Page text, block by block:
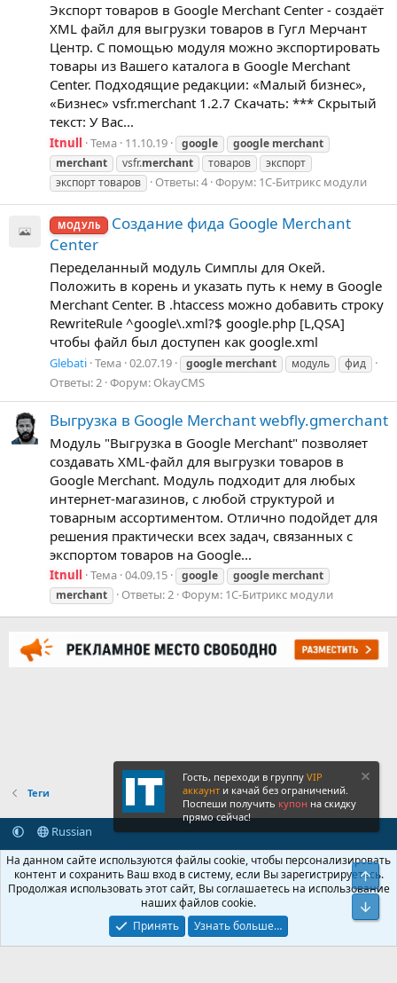
Экспорт товаров в Google Merchant Center - создаёт
XML файл для выгрузки товаров в Гугл Мерчант
Центр. С помощью модуля можно экспортировать
товары из Вашего каталога в Google Merchant
Center. Подходящие редакции: «Малый бизнес»,
«Бизнес» vsfr.merchant 1.2.7 Скачать: *** Скрытый
текст: У Вас...
Itnull Тема 11.10.19 google google merchant
merchant
vsfr.merchant товаров
экспорт
экспорт товаров
Ответы: 4 Форум: 1С-Битрикс модули
МОДУЛЬ
Создание фида Google Merchant
Center
Переделанный модуль Симплы для Окей.
Положить в корень и указать путь к нему в Google
Merchant Center. В .htaccess можно добавить строку
RewriteRule ^google\.xml?$ google.php [L,QSA]
чтобы файл был доступен как google.xml
Glebati Тема 02.07.19 google merchant модуль фид
Ответы: 2 Форум: OkayCMS
Выгрузка в Google Merchant webfly.gmerchant
Модуль "Выгрузка в Google Merchant" позволяет
создавать ХML-файл для выгрузки товаров в
Google Merchant. Модуль подходит для любых
интернет-магазинов, с любой структурой и
товарным ассортиментом. Отлично подойдет для
решения практически всех задач, связанных с
экспортом товаров на Google...
Itnull Тема 04.09.15 google google merchant
merchant
Ответы: 2 Форум: 1С-Битрикс модули
Теги
Russian
Обратная связь
Условия и правила
Политика конфиденциальности
Помощь Главная
R
S
S
Community platform by XenForo® © 2010-2026 XenForo Ltd.
Крупнейший форум по обмену приватной информацией
© 2013-2026 ITNULL.me| XenForo® © 2026 XenForo Ltd.
Гость, переходи в группу VIP
аккаунт и качай без ограничений.
Поспеши получить купон на скидку
прямо сейчас!
На данном сайте используются файлы cookie, чтобы персонализировать
контент и сохранить Ваш вход в систему, если Вы зарегистрируетесь.
Продолжая использовать этот сайт, Вы соглашаетесь на использование
наших файлов cookie.
Принять
Узнать больше…